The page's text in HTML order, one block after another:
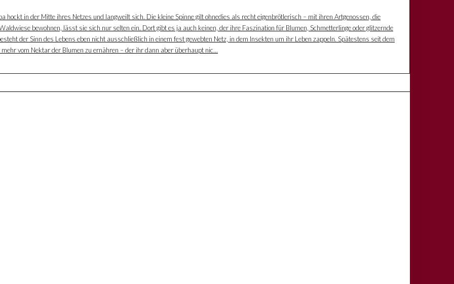
hockt in der Mitte ihres Netzes und langweilt sich. Die kleine Spinne gilt ohnedies als recht eigenbrötlerisch – mit ihren Artgenossen, die
bewohnen, lässt sie sich nur selten ein. Dort gibt es ja auch keinen, der ihre Faszination für Blumen, Schmetterlinge oder glitzernde
der Sinn des Lebens eben nicht ausschließlich in einem fest gewebten Netz, in dem Insekten um ihr Leben zappeln. Spätestens seit dem
vom Nektar der Blumen zu ernähren – der ihr dann aber überhaupt nic...